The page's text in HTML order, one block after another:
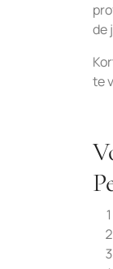
de
te